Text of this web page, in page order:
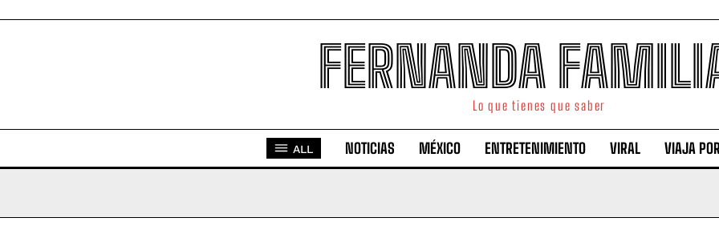
FERNANDA
Lo que tienes que saber
ALL NOTICIAS MÉXICO ENTRETENIMIENTO VIRAL VIAJA